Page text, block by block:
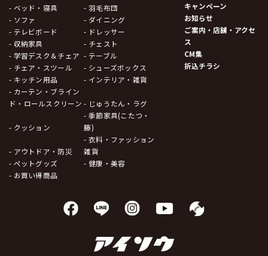
- ベッド・寝具
- 羽毛布団
- ソファ
- ダイニング
- テレビボード
- ドレッサー
- 収納家具
- チェスト
- 学習デスク＆チェア - テーブル
- チェア・スツール
- シューズボックス
- キッチン用品
- インテリア・雑貨
- カーテン・ブライン
ド・ロールスクリーン - じゅうたん・ラグ
- クッション
- 季節家具(こたつ・
籐)
- アウトドア・防災
- 衣料・ファッション
雑貨
- ペットグッズ
- 健康・美容
- お買い得商品
キャンペーン
お知らせ
ご案内・店舗・アクセ
ス
CM集
折込チラシ